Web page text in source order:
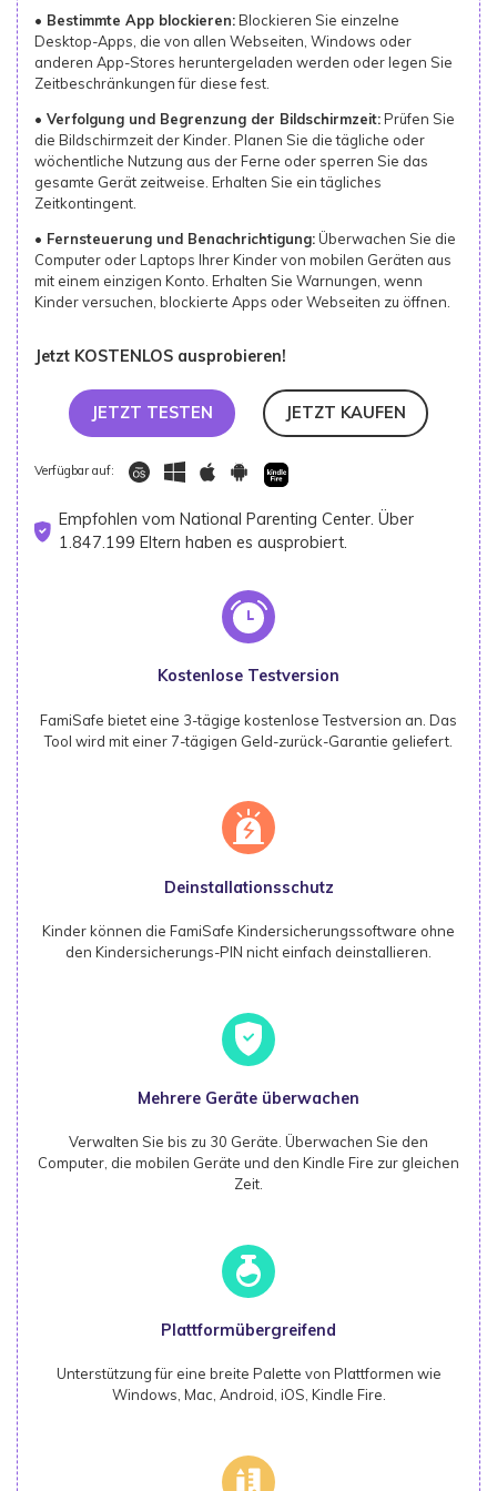
• Bestimmte App blockieren: Blockieren Sie einzelne
Desktop-Apps, die von allen Webseiten, Windows oder
anderen App-Stores heruntergeladen werden oder legen Sie
Zeitbeschränkungen für diese fest.
• Verfolgung und Begrenzung der Bildschirmzeit: Prüfen Sie
die Bildschirmzeit der Kinder. Planen Sie die tägliche oder
wöchentliche Nutzung aus der Ferne oder sperren Sie das
gesamte Gerät zeitweise. Erhalten Sie ein tägliches
Zeitkontingent.
• Fernsteuerung und Benachrichtigung: Überwachen Sie die
Computer oder Laptops Ihrer Kinder von mobilen Geräten aus
mit einem einzigen Konto. Erhalten Sie Warnungen, wenn
Kinder versuchen, blockierte Apps oder Webseiten zu öffnen.
Jetzt KOSTENLOS ausprobieren!
JETZT TESTEN JETZT KAUFEN
Verfügbar auf:
Empfohlen vom National Parenting Center. Über
1.847.199 Eltern haben es ausprobiert.
Kostenlose Testversion
FamiSafe bietet eine 3-tägige kostenlose Testversion an. Das
Tool wird mit einer 7-tägigen Geld-zurück-Garantie geliefert.
Deinstallationsschutz
Kinder können die FamiSafe Kindersicherungssoftware ohne
den Kindersicherungs-PIN nicht einfach deinstallieren.
Mehrere Geräte überwachen
Verwalten Sie bis zu 30 Geräte. Überwachen Sie den
Computer, die mobilen Geräte und den Kindle Fire zur gleichen
Zeit.
Plattformübergreifend
Unterstützung für eine breite Palette von Plattformen wie
Windows, Mac, Android, iOS, Kindle Fire.